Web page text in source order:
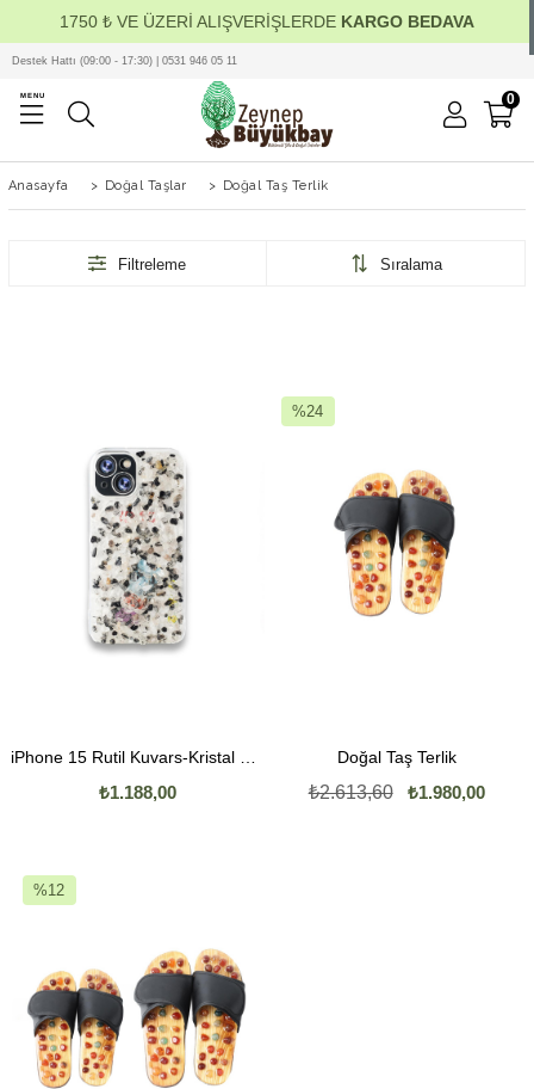
1750 ₺ VE ÜZERİ ALIŞVERİŞLERDE KARGO BEDAVA
MENU
Destek Hattı (09:00 - 17:30) | 0531 946 05 11
0
Anasayfa > Doğal Taşlar > Doğal Taş Terlik
Filtreleme Sıralama
₺1.188,00
Doğal Taş Terlik
₺1.980,00
₺2.613,60
%24
%12